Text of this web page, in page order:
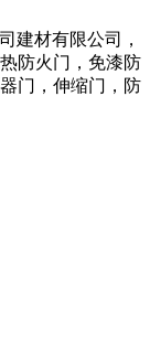
建材有限公司，
防火门，免漆防
门，伸缩门，防